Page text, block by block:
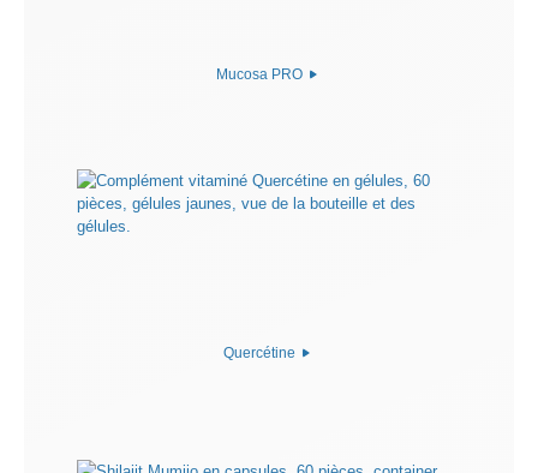
Mucosa PRO
Quercétine